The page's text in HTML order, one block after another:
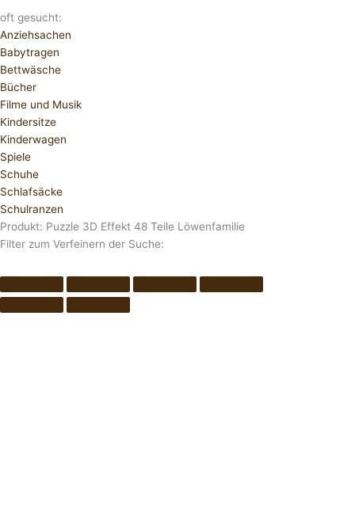
oft gesucht:
Anziehsachen
Babytragen
Bettwäsche
Bücher
Filme und Musik
Kindersitze
Kinderwagen
Spiele
Schuhe
Schlafsäcke
Schulranzen
Produkt: Puzzle 3D Effekt 48 Teile Löwenfamilie
Filter zum Verfeinern der Suche: